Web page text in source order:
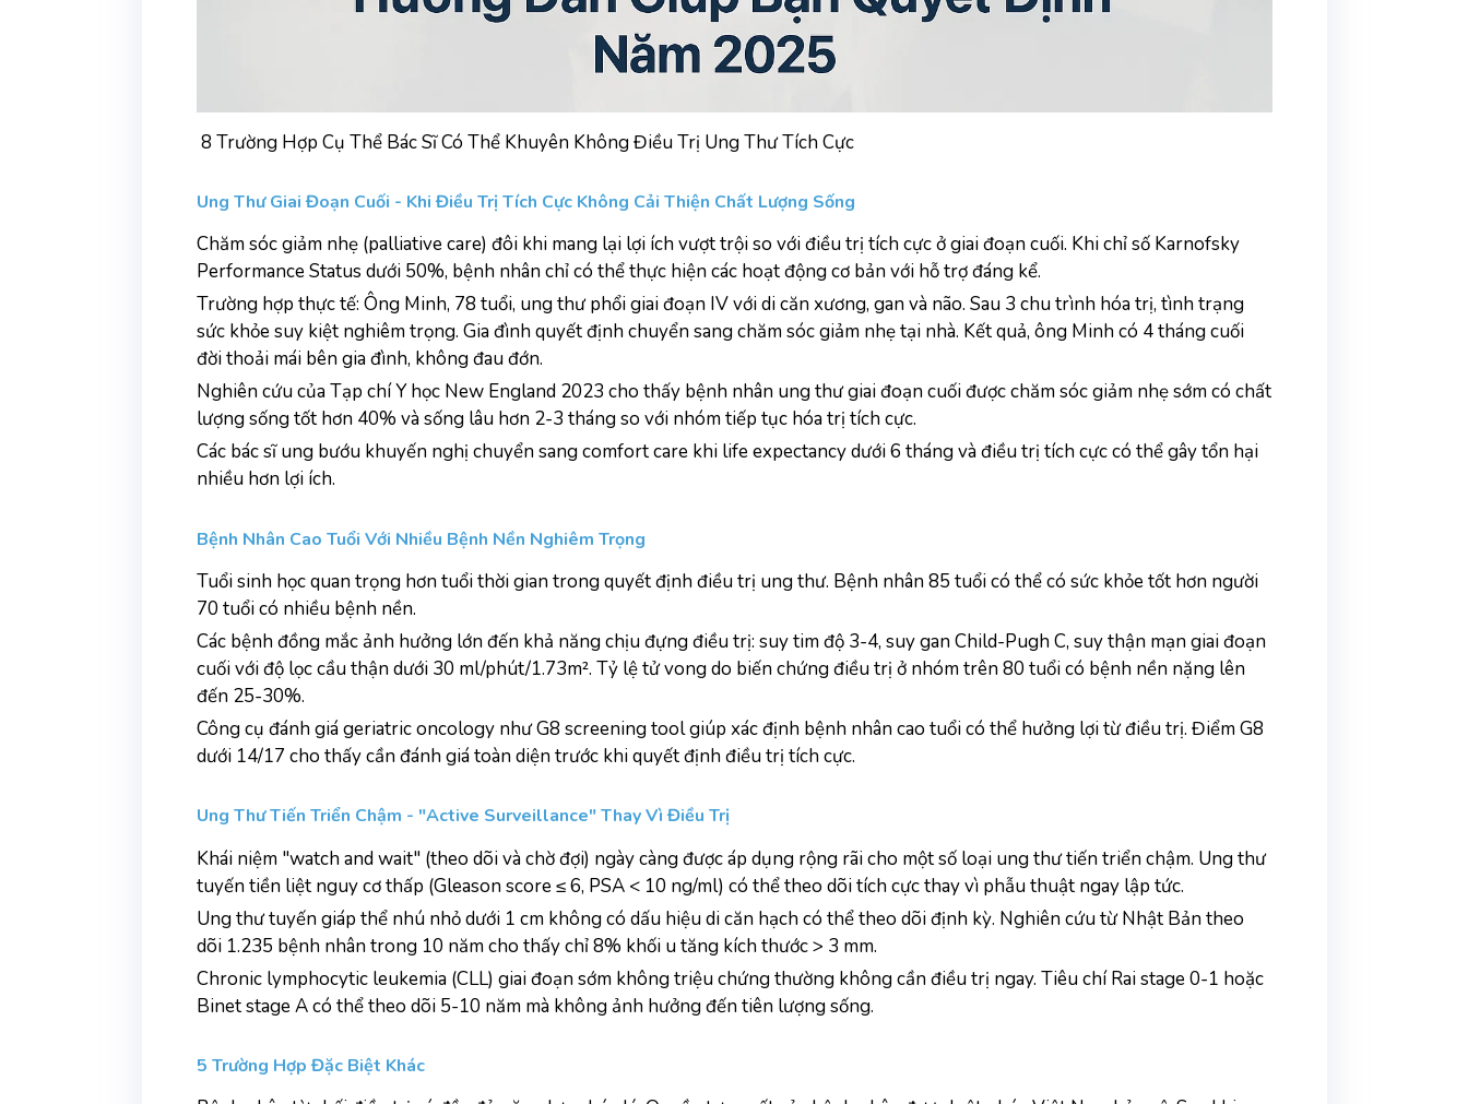
8 Trường Hợp Cụ Thể Bác Sĩ Có Thể Khuyên Không Điều Trị Ung Thư Tích Cực
Ung Thư Giai Đoạn Cuối - Khi Điều Trị Tích Cực Không Cải Thiện Chất Lượng Sống
Chăm sóc giảm nhẹ (palliative care) đôi khi mang lại lợi ích vượt trội so với điều trị tích cực ở giai đoạn cuối. Khi chỉ số Karnofsky
Performance Status dưới 50%, bệnh nhân chỉ có thể thực hiện các hoạt động cơ bản với hỗ trợ đáng kể.
Trường hợp thực tế: Ông Minh, 78 tuổi, ung thư phổi giai đoạn IV với di căn xương, gan và não. Sau 3 chu trình hóa trị, tình trạng
sức khỏe suy kiệt nghiêm trọng. Gia đình quyết định chuyển sang chăm sóc giảm nhẹ tại nhà. Kết quả, ông Minh có 4 tháng cuối
đời thoải mái bên gia đình, không đau đớn.
Nghiên cứu của Tạp chí Y học New England 2023 cho thấy bệnh nhân ung thư giai đoạn cuối được chăm sóc giảm nhẹ sớm có chất
lượng sống tốt hơn 40% và sống lâu hơn 2-3 tháng so với nhóm tiếp tục hóa trị tích cực.
Các bác sĩ ung bướu khuyến nghị chuyển sang comfort care khi life expectancy dưới 6 tháng và điều trị tích cực có thể gây tổn hại
nhiều hơn lợi ích.
Bệnh Nhân Cao Tuổi Với Nhiều Bệnh Nền Nghiêm Trọng
Tuổi sinh học quan trọng hơn tuổi thời gian trong quyết định điều trị ung thư. Bệnh nhân 85 tuổi có thể có sức khỏe tốt hơn người
70 tuổi có nhiều bệnh nền.
Các bệnh đồng mắc ảnh hưởng lớn đến khả năng chịu đựng điều trị: suy tim độ 3-4, suy gan Child-Pugh C, suy thận mạn giai đoạn
cuối với độ lọc cầu thận dưới 30 ml/phút/1.73m². Tỷ lệ tử vong do biến chứng điều trị ở nhóm trên 80 tuổi có bệnh nền nặng lên
đến 25-30%.
Công cụ đánh giá geriatric oncology như G8 screening tool giúp xác định bệnh nhân cao tuổi có thể hưởng lợi từ điều trị. Điểm G8
dưới 14/17 cho thấy cần đánh giá toàn diện trước khi quyết định điều trị tích cực.
Ung Thư Tiến Triển Chậm - "Active Surveillance" Thay Vì Điều Trị
Khái niệm "watch and wait" (theo dõi và chờ đợi) ngày càng được áp dụng rộng rãi cho một số loại ung thư tiến triển chậm. Ung thư
tuyến tiền liệt nguy cơ thấp (Gleason score ≤ 6, PSA < 10 ng/ml) có thể theo dõi tích cực thay vì phẫu thuật ngay lập tức.
Ung thư tuyến giáp thể nhú nhỏ dưới 1 cm không có dấu hiệu di căn hạch có thể theo dõi định kỳ. Nghiên cứu từ Nhật Bản theo
dõi 1.235 bệnh nhân trong 10 năm cho thấy chỉ 8% khối u tăng kích thước > 3 mm.
Chronic lymphocytic leukemia (CLL) giai đoạn sớm không triệu chứng thường không cần điều trị ngay. Tiêu chí Rai stage 0-1 hoặc
Binet stage A có thể theo dõi 5-10 năm mà không ảnh hưởng đến tiên lượng sống.
5 Trường Hợp Đặc Biệt Khác